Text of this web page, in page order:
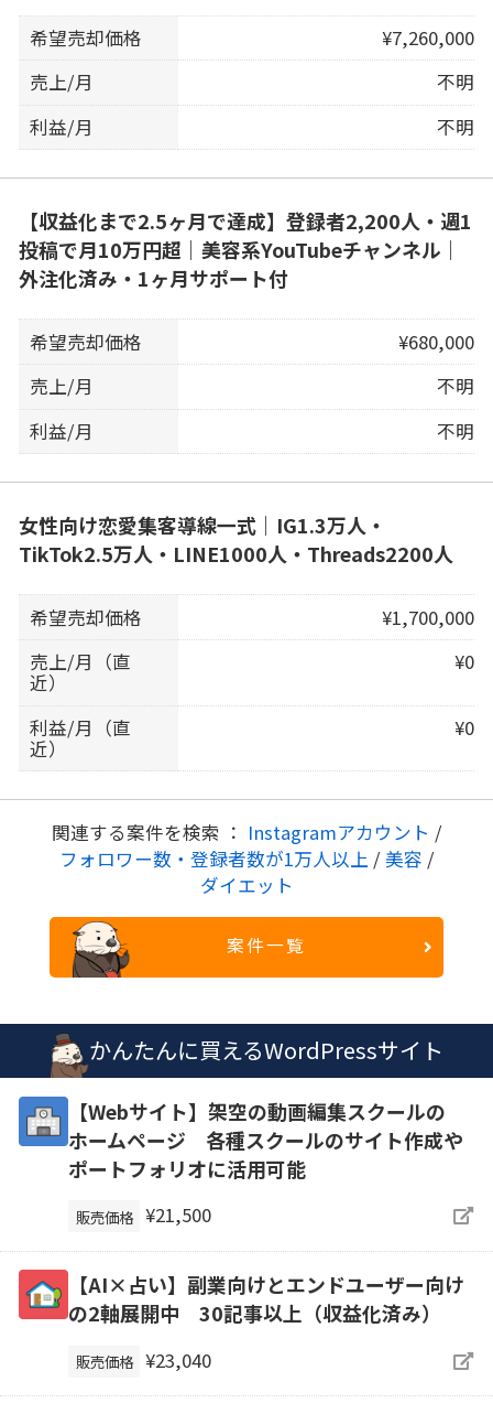
希望売却価格
¥7,260,000
売上/月
不明
利益/月
不明
【収益化まで2.5ヶ月で達成】登録者2,200人・週1
投稿で月10万円超｜美容系YouTubeチャンネル｜
外注化済み・1ヶ月サポート付
希望売却価格
¥680,000
売上/月
不明
利益/月
不明
女性向け恋愛集客導線一式｜IG1.3万人・
TikTok2.5万人・LINE1000人・Threads2200人
希望売却価格
¥1,700,000
売上/月（直
近）
¥0
利益/月（直
近）
¥0
関連する案件を検索 ： Instagramアカウント /
フォロワー数・登録者数が1万人以上 / 美容 /
ダイエット
案件一覧
かんたんに買えるWordPressサイト
【Webサイト】架空の動画編集スクールの
ホームページ 各種スクールのサイト作成や
ポートフォリオに活用可能
販売価格 ¥21,500
【AI×占い】副業向けとエンドユーザー向け
の2軸展開中 30記事以上（収益化済み）
販売価格 ¥23,040